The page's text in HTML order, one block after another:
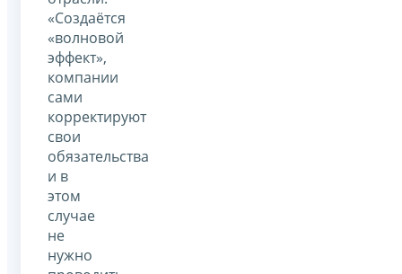
«Создаётся
«волновой
эффект»,
компании
сами
корректируют
свои
обязательства
и в
этом
случае
не
нужно